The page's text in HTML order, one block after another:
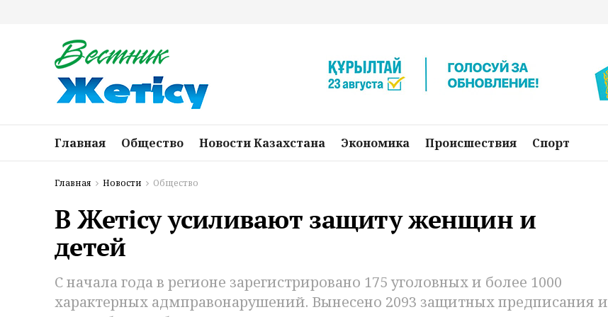
Главная Общество Новости Казахстана Экономика Происшествия Спорт
Главная Новости Общество
В Жетісу усиливают защиту женщин и
детей
С начала года в регионе зарегистрировано 175 уголовных и более 1000
характерных адмправонарушений. Вынесено 2093 защитных предписания и